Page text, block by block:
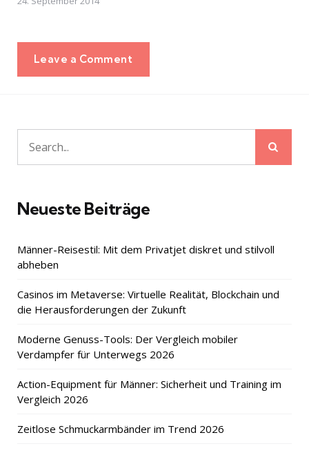
Leave a Comment
Search
for:
Neueste Beiträge
Männer-Reisestil: Mit dem Privatjet diskret und stilvoll
abheben
Casinos im Metaverse: Virtuelle Realität, Blockchain und
die Herausforderungen der Zukunft
Moderne Genuss-Tools: Der Vergleich mobiler
Verdampfer für Unterwegs 2026
Action-Equipment für Männer: Sicherheit und Training im
Vergleich 2026
Zeitlose Schmuckarmbänder im Trend 2026